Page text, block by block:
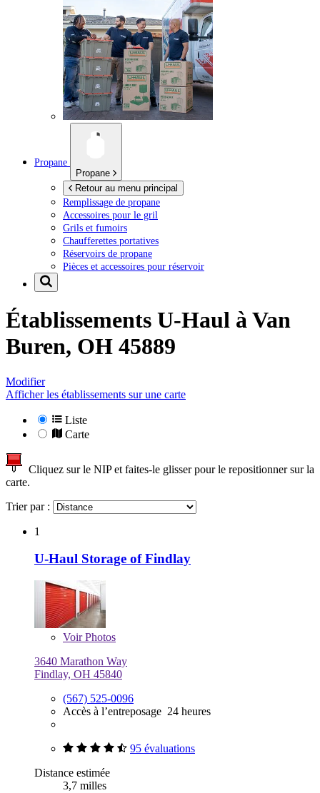
Propane
Propane
Retour au menu principal
Remplissage de propane
Accessoires pour le gril
Grils et fumoirs
Chaufferettes portatives
Réservoirs de propane
Pièces et accessoires pour réservoir
Établissements U-Haul à Van
Buren, OH 45889
Modifier
Afficher les établissements sur une carte
Liste
Carte
Cliquez sur le NIP et faites-le glisser pour le repositionner sur la
carte.
Trier par :
1
U-Haul Storage of Findlay
VoirPhotos
3640 Marathon Way
Findlay, OH 45840
(567) 525-0096
Accès à l’entreposage 24 heures
95 évaluations
Distance estimée
3,7 milles